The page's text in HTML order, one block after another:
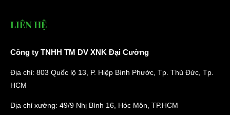
LIÊN HỆ
Công ty TNHH TM DV XNK Đại Cường
Địa chỉ: 803 Quốc lộ 13, P. Hiệp Bình Phước, Tp. Thủ Đức, Tp.
HCM
Địa chỉ xưởng: 49/9 Nhị Bình 16, Hóc Môn, TP.HCM